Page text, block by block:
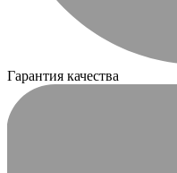
Гарантия качества